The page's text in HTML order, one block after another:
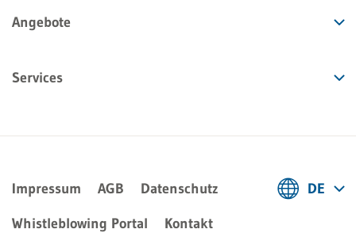
Angebote
Services
Impressum AGB
Datenschutz
Whistleblowing Portal
Kontakt
DE